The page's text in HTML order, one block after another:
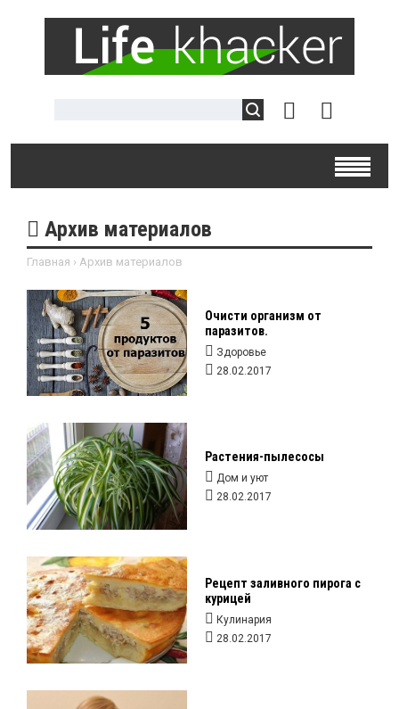
Архив материалов
Главная › Архив материалов
Очисти организм от
паразитов.
Здоровье
28.02.2017
Растения-пылесосы
Дом и уют
28.02.2017
Рецепт заливного пирога с
курицей
Кулинария
28.02.2017